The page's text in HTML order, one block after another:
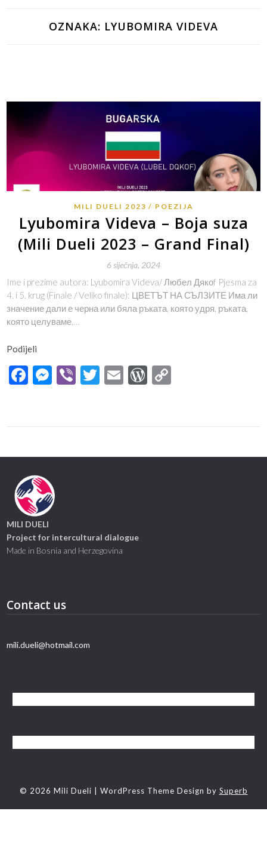
OZNAKA: LYUBOMIRA VIDEVA
MILI DUELI 2023 POEZIJA
Lyubomira Videva – Boja suza
(Mili Dueli 2023 – Grand Final)
6 siječnja, 2024
Ime i prezime autora: Lyubomira Videva/ Любел Дякоf Pjesma za
4. i 5. krug (Finale / Veliko finale): ЦВЕТЪТ НА СЪЛЗИТЕ Има ли
значение дали е черна или бяла ръката, която удря, ръката,
която целуваме,…
Podijeli
Facebook
Messenger
ViberTwitter
EmailWordPress
MILI DUELI
Project for intercultural dialogue
Made in Bosnia and Herzegovina
Contact us
mili.dueli@hotmail.com
© 2026 Mili Dueli | WordPress Theme Design by Superb